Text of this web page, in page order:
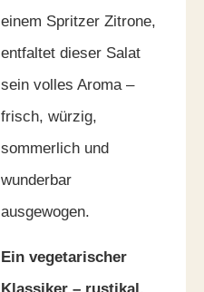
einem Spritzer Zitrone,
entfaltet dieser Salat
sein volles Aroma –
frisch, würzig,
sommerlich und
wunderbar
ausgewogen.
Ein vegetarischer
Klassiker – rustikal,